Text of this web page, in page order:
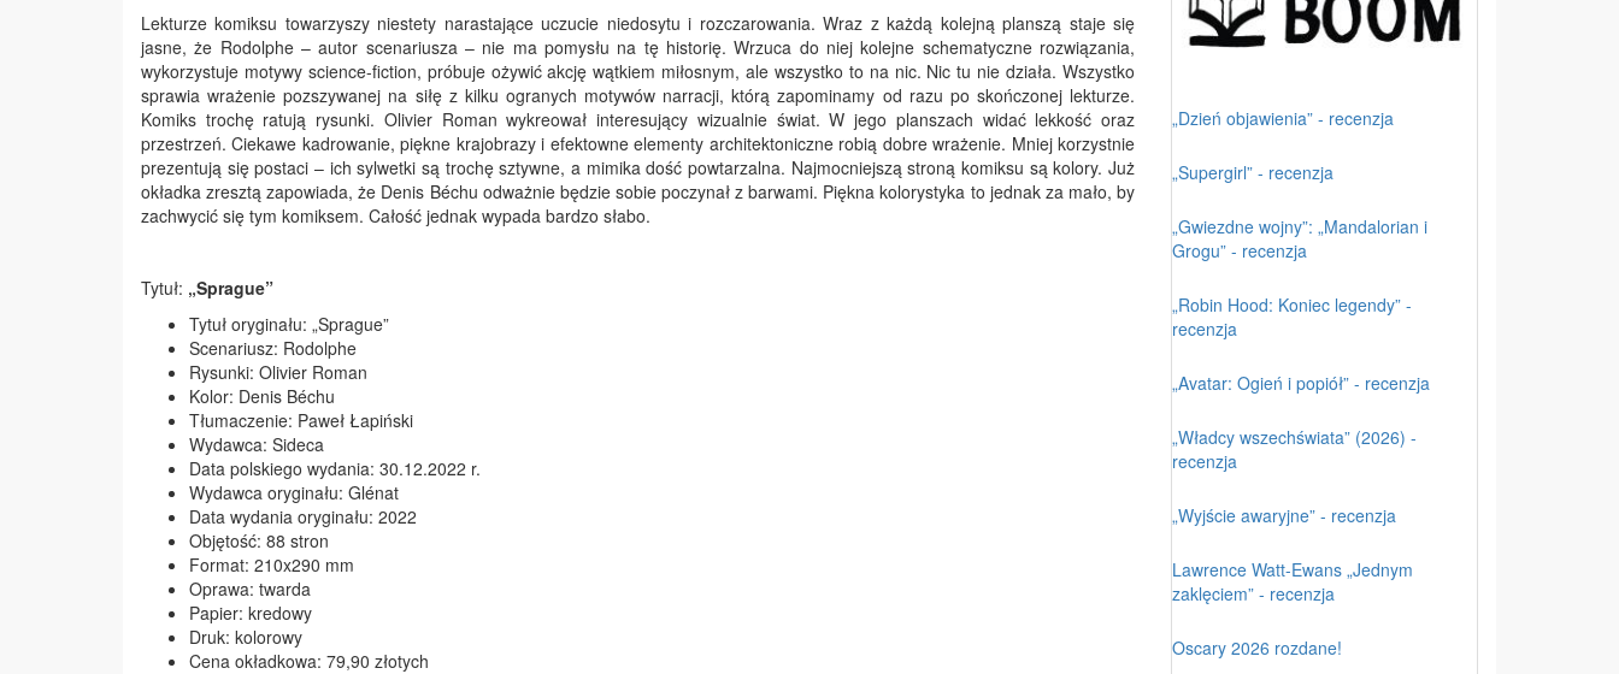
Lekturze komiksu towarzyszy niestety narastające uczucie niedosytu i rozczarowania. Wraz z każdą kolejną planszą staje się
jasne, że Rodolphe – autor scenariusza – nie ma pomysłu na tę historię. Wrzuca do niej kolejne schematyczne rozwiązania,
wykorzystuje motywy science-fiction, próbuje ożywić akcję wątkiem miłosnym, ale wszystko to na nic. Nic tu nie działa. Wszystko
sprawia wrażenie pozszywanej na siłę z kilku ogranych motywów narracji, którą zapominamy od razu po skończonej lekturze.
Komiks trochę ratują rysunki. Olivier Roman wykreował interesujący wizualnie świat. W jego planszach widać lekkość oraz
przestrzeń. Ciekawe kadrowanie, piękne krajobrazy i efektowne elementy architektoniczne robią dobre wrażenie. Mniej korzystnie
prezentują się postaci – ich sylwetki są trochę sztywne, a mimika dość powtarzalna. Najmocniejszą stroną komiksu są kolory. Już
okładka zresztą zapowiada, że Denis Béchu odważnie będzie sobie poczynał z barwami. Piękna kolorystyka to jednak za mało, by
zachwycić się tym komiksem. Całość jednak wypada bardzo słabo.
Tytuł: „Sprague”
Tytuł oryginału: „Sprague”
Scenariusz: Rodolphe
Rysunki: Olivier Roman
Kolor: Denis Béchu
Tłumaczenie: Paweł Łapiński
Wydawca: Sideca
Data polskiego wydania: 30.12.2022 r.
Wydawca oryginału: Glénat
Data wydania oryginału: 2022
Objętość: 88 stron
Format: 210x290 mm
Oprawa: twarda
Papier: kredowy
Druk: kolorowy
Cena okładkowa: 79,90 złotych
„Dzień objawienia” - recenzja
„Supergirl” - recenzja
„Gwiezdne wojny”: „Mandalorian i
Grogu” - recenzja
„Robin Hood: Koniec legendy” -
recenzja
„Avatar: Ogień i popiół” - recenzja
„Władcy wszechświata” (2026) -
recenzja
„Wyjście awaryjne” - recenzja
Lawrence Watt-Ewans „Jednym
zaklęciem” - recenzja
Oscary 2026 rozdane!